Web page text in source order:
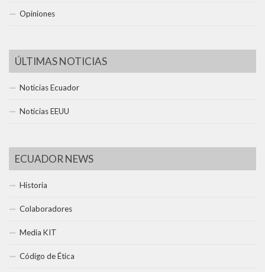
Opiniones
ÚLTIMAS NOTICIAS
Noticias Ecuador
Noticias EEUU
ECUADOR NEWS
Historia
Colaboradores
Media KIT
Código de Ética